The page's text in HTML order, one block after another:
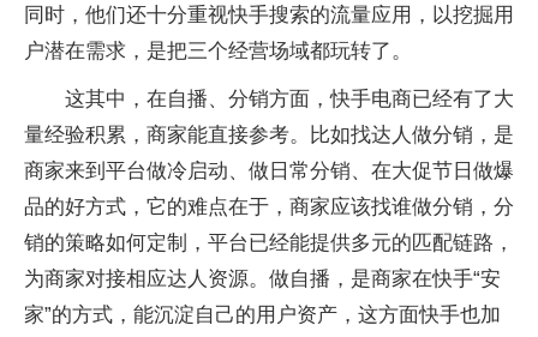
同时，他们还十分重视快手搜索的流量应用，以挖掘用
户潜在需求，是把三个经营场域都玩转了。
这其中，在自播、分销方面，快手电商已经有了大
量经验积累，商家能直接参考。比如找达人做分销，是
商家来到平台做冷启动、做日常分销、在大促节日做爆
品的好方式，它的难点在于，商家应该找谁做分销，分
销的策略如何定制，平台已经能提供多元的匹配链路，
为商家对接相应达人资源。做自播，是商家在快手“安
家”的方式，能沉淀自己的用户资产，这方面快手也加